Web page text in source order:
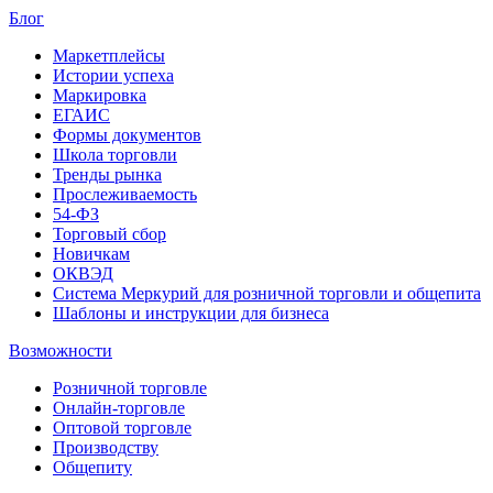
Блог
Маркетплейсы
Истории успеха
Маркировка
ЕГАИС
Формы документов
Школа торговли
Тренды рынка
Прослеживаемость
54-ФЗ
Торговый сбор
Новичкам
ОКВЭД
Система Меркурий для розничной торговли и общепита
Шаблоны и инструкции для бизнеса
Возможности
Розничной торговле
Онлайн-торговле
Оптовой торговле
Производству
Общепиту